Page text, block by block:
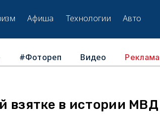
Афиша Технологии Авто
#Фотореп Видео Реклама
взятке в истории МВД